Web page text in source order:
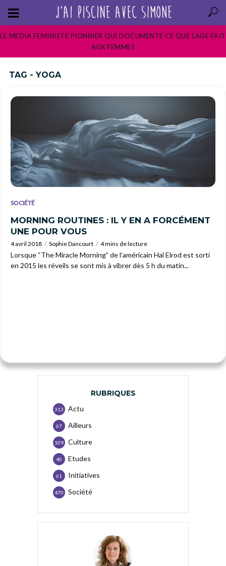
LE MEDIA FEMINISTE PIONNIER QUI DOCUMENTE CE QUE L’AGE FAIT
AUX FEMMES
TAG - YOGA
SOCIÉTÉ
MORNING ROUTINES : IL Y EN A FORCÉMENT
UNE POUR VOUS
4 avril 2018 Sophie Dancourt 4 mins de lecture
Lorsque “The Miracle Morning” de l’américain Hal Elrod est sorti
en 2015 les réveils se sont mis à vibrer dès 5 h du matin...
RUBRIQUES
Actu
313
Ailleurs
67
Culture
109
Etudes
40
Initiatives
61
Société
470